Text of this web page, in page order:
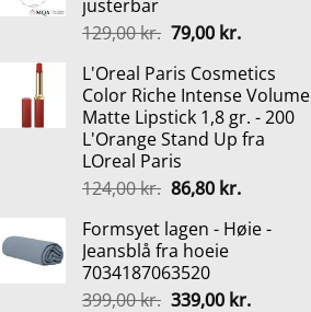
justerbar
129,00kr. Den
pris
var:
129,00 kr..
79,00 kr.Den
pris
er:
79,00 kr..
L'Oreal Paris Cosmetics
Color Riche Intense Volume
Matte Lipstick 1,8 gr. - 200
L'Orange Stand Up fra
LOreal Paris
124,00kr. Den
pris
var:
124,00 kr..
86,80 kr.Den
pris
Formsyet lagen - Høie -
Jeansblå fra hoeie
7034187063520
399,00kr. Den
339,00 kr.Den